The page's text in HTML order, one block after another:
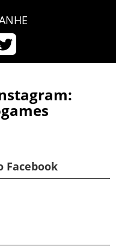
Facebook